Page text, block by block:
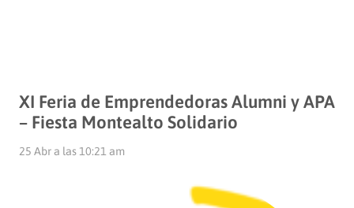
XI Feria de Emprendedoras Alumni y APA
– Fiesta Montealto Solidario
25 Abr a las 10:21 am